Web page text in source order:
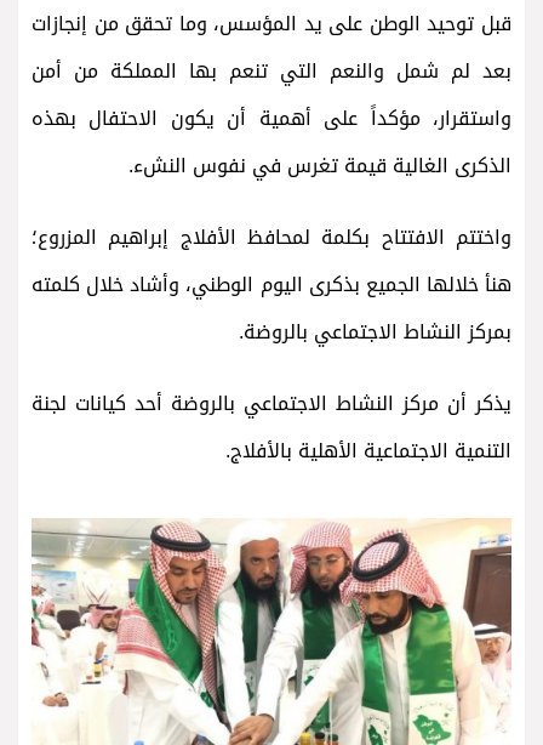
قبل توحيد الوطن على يد المؤسس، وما تحقق من إنجازات
بعد لم شمل والنعم التي تنعم بها المملكة من أمن
واستقرار، مؤكداً على أهمية أن يكون الاحتفال بهذه
الذكرى الغالية قيمة تغرس في نفوس النشء.
واختتم الافتتاح بكلمة لمحافظ الأفلاج إبراهيم المزروع؛
هنأ خلالها الجميع بذكرى اليوم الوطني، وأشاد خلال كلمته
بمركز النشاط الاجتماعي بالروضة.
يذكر أن مركز النشاط الاجتماعي بالروضة أحد كيانات لجنة
التنمية الاجتماعية الأهلية بالأفلاج.